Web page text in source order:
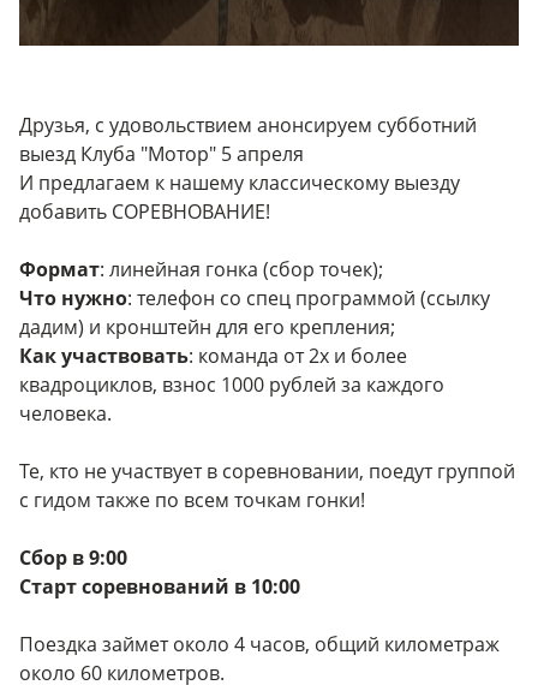
Друзья, с удовольствием анонсируем субботний
выезд Клуба "Мотор" 5 апреля
И предлагаем к нашему классическому выезду
добавить СОРЕВНОВАНИЕ!
Формат: линейная гонка (сбор точек);
Что нужно: телефон со спец программой (ссылку
дадим) и кронштейн для его крепления;
Как участвовать: команда от 2х и более
квадроциклов, взнос 1000 рублей за каждого
человека.
Те, кто не участвует в соревновании, поедут группой
с гидом также по всем точкам гонки!
Сбор в 9:00
Старт соревнований в 10:00
Поездка займет около 4 часов, общий километраж
около 60 километров.